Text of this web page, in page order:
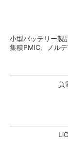
小型バッテリー製
集積PMIC、ノル
負